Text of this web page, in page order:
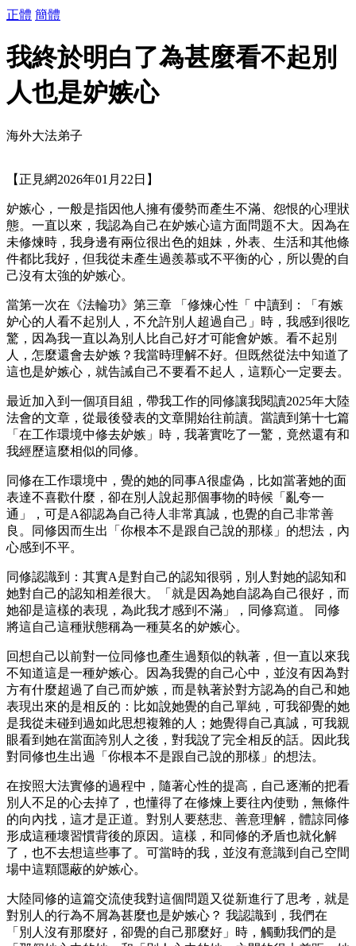
正體 簡體
我終於明白了為甚麼看不起別
人也是妒嫉心
海外大法弟子
【正見網2026年01月22日】
妒嫉心，一般是指因他人擁有優勢而產生不滿、怨恨的心理狀
態。一直以來，我認為自己在妒嫉心這方面問題不大。因為在
未修煉時，我身邊有兩位很出色的姐妹，外表、生活和其他條
件都比我好，但我從未產生過羨慕或不平衡的心，所以覺的自
己沒有太強的妒嫉心。
當第一次在《法輪功》第三章 「修煉心性「 中讀到：「有嫉
妒心的人看不起別人，不允許別人超過自己」時，我感到很吃
驚，因為我一直以為別人比自己好才可能會妒嫉。看不起別
人，怎麼還會去妒嫉？我當時理解不好。但既然從法中知道了
這也是妒嫉心，就告誡自己不要看不起人，這顆心一定要去。
最近加入到一個項目組，帶我工作的同修讓我閱讀2025年大陸
法會的文章，從最後發表的文章開始往前讀。當讀到第十七篇
「在工作環境中修去妒嫉」時，我著實吃了一驚，竟然還有和
我經歷這麼相似的同修。
同修在工作環境中，覺的她的同事A很虛偽，比如當著她的面
表達不喜歡什麼，卻在別人說起那個事物的時候「亂夸一
通」，可是A卻認為自己待人非常真誠，也覺的自己非常善
良。同修因而生出「你根本不是跟自己說的那樣」的想法，內
心感到不平。
同修認識到：其實A是對自己的認知很弱，別人對她的認知和
她對自己的認知相差很大。「就是因為她自認為自己很好，而
她卻是這樣的表現，為此我才感到不滿」，同修寫道。 同修
將這自己這種狀態稱為一種莫名的妒嫉心。
回想自己以前對一位同修也產生過類似的執著，但一直以來我
不知道這是一種妒嫉心。因為我覺的自己心中，並沒有因為對
方有什麼超過了自己而妒嫉，而是執著於對方認為的自己和她
表現出來的是相反的：比如說她覺的自己單純，可我卻覺的她
是我從未碰到過如此思想複雜的人；她覺得自己真誠，可我親
眼看到她在當面誇別人之後，對我說了完全相反的話。因此我
對同修也生出過「你根本不是跟自己說的那樣」的想法。
在按照大法實修的過程中，隨著心性的提高，自己逐漸的把看
別人不足的心去掉了，也懂得了在修煉上要往內使勁，無條件
的向內找，這才是正道。對別人要慈悲、善意理解，體諒同修
形成這種壞習慣背後的原因。這樣，和同修的矛盾也就化解
了，也不去想這些事了。可當時的我，並沒有意識到自己空間
場中這顆隱蔽的妒嫉心。
大陸同修的這篇交流使我對這個問題又從新進行了思考，就是
對別人的行為不屑為甚麼也是妒嫉心？ 我認識到，我們在
「別人沒有那麼好，卻覺的自己那麼好」時，觸動我們的是